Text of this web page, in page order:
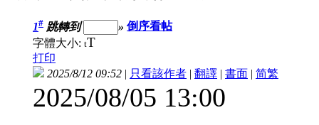
1# 跳轉到 » 倒序看帖
字體大小: tT
打印
2025/8/12 09:52 | 只看該作者 | 翻譯 | 書面 | 简繁
2025/08/05 13:00